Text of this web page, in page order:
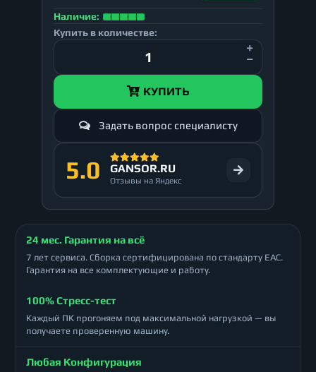
Наличие:
Купить в количестве:
КУПИТЬ
Задать вопрос специалисту
5.0 GANSOR.RU
Отзывы на Яндекс
24 мес. Гарантия на всё
7 лет сервиса. Сборка сертифицирована по стандарту ЕАС.
Гарантия на все комплектующие и работу.
100% Стресс-тест
Каждый ПК прогоняем под максимальной нагрузкой — вы
получаете проверенную машину.
Любая Конфигурация